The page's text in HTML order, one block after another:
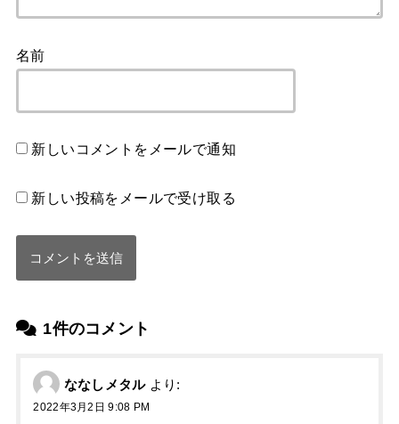
1件のコメント
ななしメタル より:
2022年3月2日 9:08 PM
名前
新しいコメントをメールで通知
新しい投稿をメールで受け取る